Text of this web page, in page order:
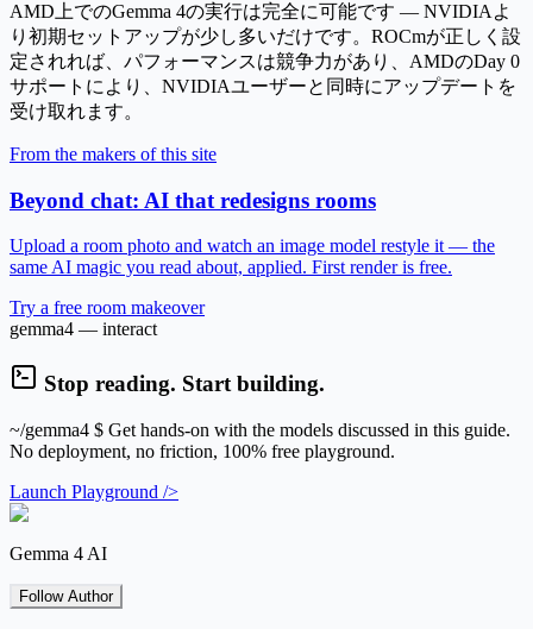
AMD上でのGemma 4の実行は完全に可能です — NVIDIAよ
り初期セットアップが少し多いだけです。ROCmが正しく設
定されれば、パフォーマンスは競争力があり、AMDのDay 0
サポートにより、NVIDIAユーザーと同時にアップデートを
受け取れます。
From the makers of this site
Beyond chat: AI that redesigns rooms
Upload a room photo and watch an image model restyle it — the
same AI magic you read about, applied. First render is free.
Try a free room makeover
gemma4 — interact
Stop reading. Start building.
~/gemma4 $ Get hands-on with the models discussed in this guide.
No deployment, no friction, 100% free playground.
Launch Playground />
Gemma 4 AI
Follow Author